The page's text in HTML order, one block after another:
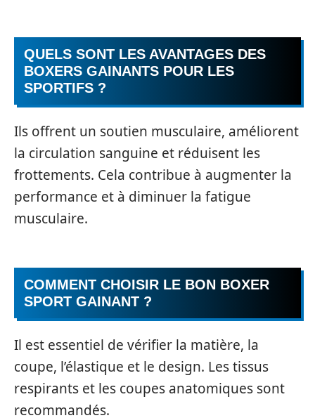
QUELS SONT LES AVANTAGES DES
BOXERS GAINANTS POUR LES
SPORTIFS ?
Ils offrent un soutien musculaire, améliorent
la circulation sanguine et réduisent les
frottements. Cela contribue à augmenter la
performance et à diminuer la fatigue
musculaire.
COMMENT CHOISIR LE BON BOXER
SPORT GAINANT ?
Il est essentiel de vérifier la matière, la
coupe, l’élastique et le design. Les tissus
respirants et les coupes anatomiques sont
recommandés.